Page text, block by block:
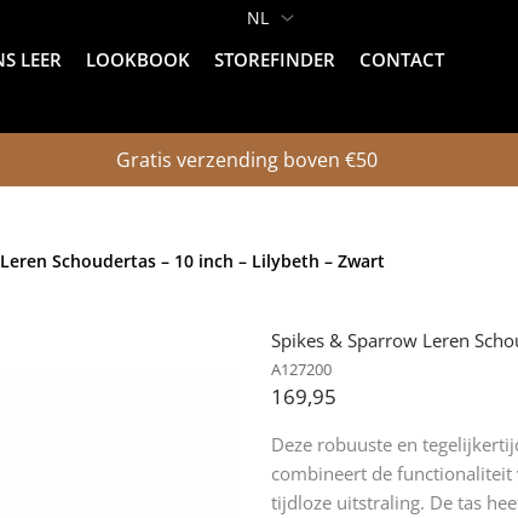
LEER LOOKBOOK STOREFINDER CONTACT
Gratis verzending boven €50
Schoudertas – 10 inch – Lilybeth – Zwart
Spikes & Sparrow Leren
A127200
169,95
Deze robuuste en
combineert de
tijdloze uitstraling. De tas